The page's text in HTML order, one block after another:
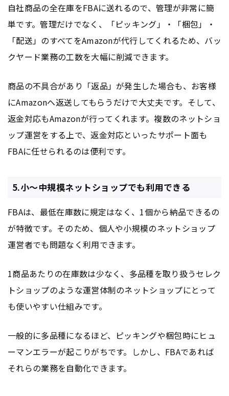
自社商品の全在庫をFBAに送れるので、管理が非常に簡
単です。管理だけでなく、「ピッキング」・「梱包」・
「配送」のすべてをAmazonが代行してくれるため、バッ
クヤード業務の工数を大幅に削減できます。
商品の不具合があり「返品」が発生した場合も、お客様
にAmazonへ返送してもらうだけで大丈夫です。そして、
返金対応もAmazonが行ってくれます。複数のネットショ
ップ運営をする上で、返金対応といったサポート面も
FBAに任せられるのは便利です。
5.小〜中規模ネットショップでも利用できる
FBAは、最低在庫数に規定はなく、1個から納品できるの
が特徴です。そのため、個人や小規模のネットショップ
運営者でも問題なく利用できます。
1商品あたりの在庫数は少なく、多品種を取り扱うセレク
トショップのような運営体制のネットショップにとって
も使いやすい仕組みです。
一般的に多品種になるほど、ピッキングや梱包時にヒュ
ーマンエラーが起こりがちです。しかし、FBAであれば
それらの業務を自動化できます。